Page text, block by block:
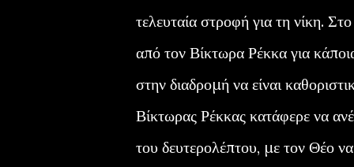
τελευταία στροφή για τη νίκη.
από τον Βίκτωρα Ρέκκα για
στην διαδρομή να είναι
Βίκτωρας Ρέκκας κατάφερε να
του δευτερολέπτου, με τον Θέο